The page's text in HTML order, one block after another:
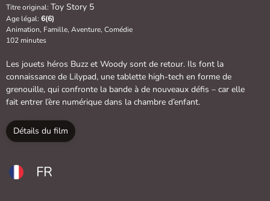
Titre original: Toy Story 5
Age légal: 6(6)
Animation, Famille, Aventure, Comédie
102 minutes
Les jouets héros Buzz et Woody sont de retour. Ils font la
connaissance de Lilypad, une tablette high-tech en forme de
grenouille, qui confronte la bande à de nouveaux défis – car elle
fait entrer l’ère numérique dans la chambre d’enfant.
Détails du film
FR